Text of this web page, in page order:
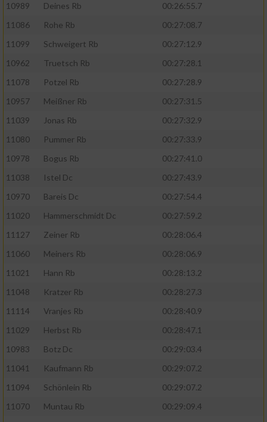
10989
Deines Rb
00:26:55.7
11086
Rohe Rb
00:27:08.7
11099
Schweigert Rb
00:27:12.9
10962
Truetsch Rb
00:27:28.1
11078
Potzel Rb
00:27:28.9
10957
Meißner Rb
00:27:31.5
11039
Jonas Rb
00:27:32.9
11080
Pummer Rb
00:27:33.9
10978
Bogus Rb
00:27:41.0
11038
Istel Dc
00:27:43.9
10970
Bareis Dc
00:27:54.4
11020
Hammerschmidt Dc
00:27:59.2
11127
Zeiner Rb
00:28:06.4
11060
Meiners Rb
00:28:06.9
11021
Hann Rb
00:28:13.2
11048
Kratzer Rb
00:28:27.3
11114
Vranjes Rb
00:28:40.9
11029
Herbst Rb
00:28:47.1
10983
Botz Dc
00:29:03.4
11041
Kaufmann Rb
00:29:07.2
11094
Schönlein Rb
00:29:07.2
11070
Muntau Rb
00:29:09.4